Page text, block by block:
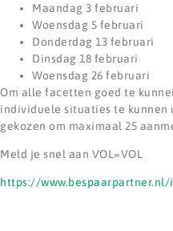
Maandag 3 februari
Woensdag 5 februari
Donderdag 13 februari
Dinsdag 18 februari
Woensdag 26 februari
Om alle facetten goed te
individuele situaties te kunnen
gekozen om maximaal 25
Meld je snel aan VOL=VOL
https://